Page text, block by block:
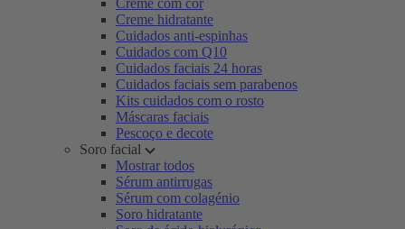
Creme com cor
Creme hidratante
Cuidados anti-espinhas
Cuidados com Q10
Cuidados faciais 24 horas
Cuidados faciais sem parabenos
Kits cuidados com o rosto
Máscaras faciais
Pescoço e decote
Soro facial
Mostrar todos
Sérum antirrugas
Sérum com colagénio
Soro hidratante